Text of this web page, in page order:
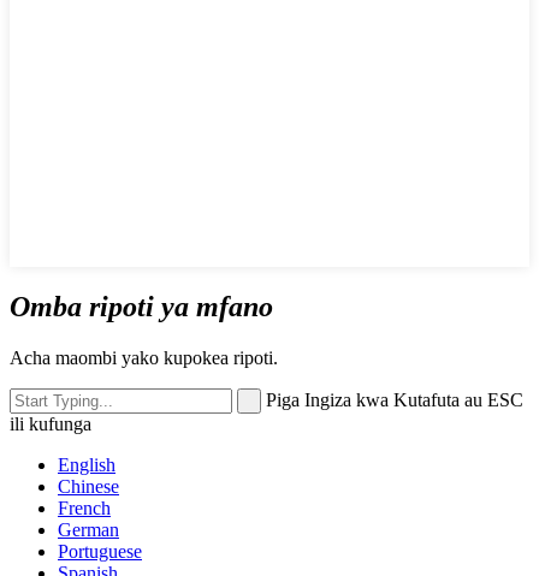
Omba ripoti ya mfano
Acha maombi yako kupokea ripoti.
Piga Ingiza kwa Kutafuta au ESC
ili kufunga
English
Chinese
French
German
Portuguese